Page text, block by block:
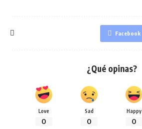
Facebook
¿Qué opinas?
Love
0
Sad
0
Happy
0